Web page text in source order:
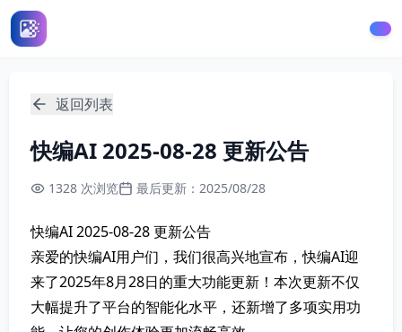
快编AI - 免费文章编辑和自动排版神器
智能AI排版工具，自动创建精美文章和排版，提升内容创作效
返回列表
快编AI 2025-08-28 更新公告
1328 次浏览 最后更新：2025/08/28
快编AI 2025-08-28 更新公告
亲爱的快编AI用户们，我们很高兴地宣布，快编AI迎
来了2025年8月28日的重大功能更新！本次更新不仅
大幅提升了平台的智能化水平，还新增了多项实用功